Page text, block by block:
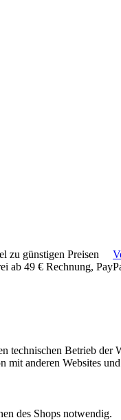
zu günstigen Preisen
ab 49 € Rechnung,
technischen Betrieb
anderen Websites
des Shops notwendig.